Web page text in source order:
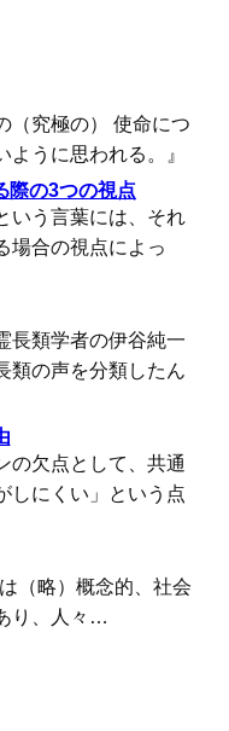
（究極の） 使命につ
うに思われる。』
際の3つの視点
いう言葉には、それ
場合の視点によっ
長類学者の伊谷純一
類の声を分類したん
の欠点として、共通
しにくい」という点
（略）概念的、社会
り、人々…